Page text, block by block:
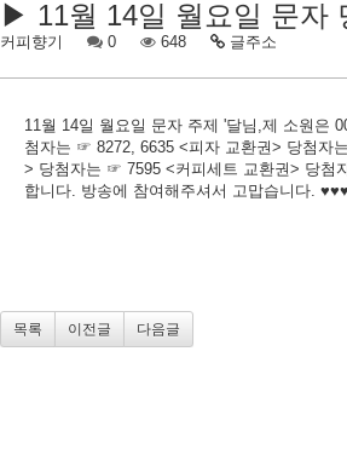
▶ 11월 14일 월요일 문자
커피향기 0 648 글주소
11월 14일 월요일 문자 주제 '달님,제 소원은
첨자는 ☞ 8272, 6635 <피자 교환권> 당첨자
> 당첨자는 ☞ 7595 <커피세트 교환권> 당
합니다. 방송에 참여해주셔서 고맙습니다.
목록 이전글 다음글